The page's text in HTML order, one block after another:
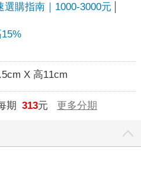
選購指南｜1000-3000元
X 高11cm
期 313元 更多分期